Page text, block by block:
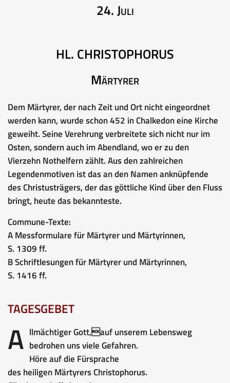
24. Juli
HL. CHRISTOPHORUS
Märtyrer
Dem Märtyrer, der nach Zeit und Ort nicht eingeordnet
werden kann, wurde schon 452 in Chalkedon eine Kirche
geweiht. Seine Verehrung verbreitete sich nicht nur im
Osten, sondern auch im Abendland, wo er zu den
Vierzehn Nothelfern zählt. Aus den zahlreichen
Legendenmotiven ist das an den Namen anknüpfende
des Christusträgers, der das göttliche Kind über den Fluss
bringt, heute das bekannteste.
Commune-Texte:
A Messformulare für Märtyrer und Märtyrinnen,
S. 1309 ff.
B Schriftlesungen für Märtyrer und Märtyrinnen,
S. 1416 ff.
TAGESGEBET
A llmächtiger Gott,auf unserem Lebensweg
bedrohen uns viele Gefahren.
Höre auf die Fürsprache
des heiligen Märtyrers Christophorus.